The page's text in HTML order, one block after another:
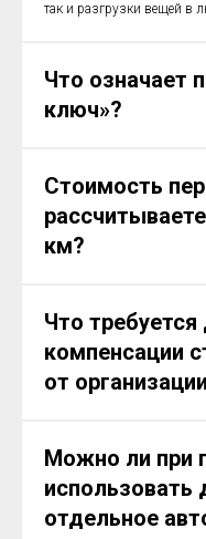
так и разгрузки вещей в
Что означает
ключ»?
Стоимость
км?
Что
компенсации
от
Можно ли при
использовать
отдельное